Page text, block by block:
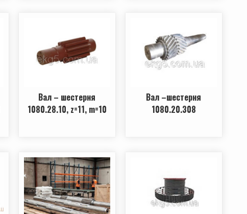
Вал – шестерня
1080.28.10, z=11, m=10
Вал –шестерня
1080.20.308